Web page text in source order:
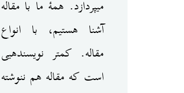
می‎پردازد. همهٔ ما با مقاله
آشنا هستیم، با انواع
مقاله. کمتر نویسنده‎یی
است که مقاله هم ننوشته